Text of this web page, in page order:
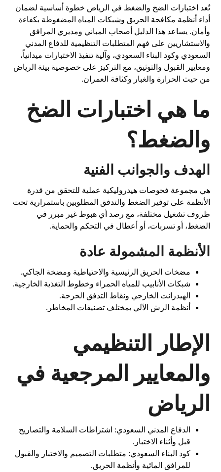
تُعد اختبارات الضخ والضغط في الرياض خطوة أساسية لضمان
أداء أنظمة مكافحة الحريق وشبكات المياه المضغوطة بكفاءة
وأمان. يساعد هذا الدليل أصحاب المباني ومديري المرافق
والاستشاريين على فهم المتطلبات التنظيمية للدفاع المدني
السعودي وكود البناء السعودي، وآلية تنفيذ الاختبارات ميدانياً،
ومعايير القبول والتوثيق، مع التركيز على خصوصية بيئة الرياض
من حيث الحرارة والغبار وكثافة العمران.
ما هي اختبارات الضخ
والضغط؟
الهدف والجوانب الفنية
هي مجموعة فحوصات هيدروليكية عملية للتحقق من قدرة
الأنظمة على توفير الضغط والتدفق المطلوبين باستمرارية تحت
ظروف تشغيل مختلفة، مع رصد أي هبوط غير مبرر في
الضغط، أو تسربات، أو أعطال في التحكم والحماية.
الأنظمة المشمولة عادة
مضخات الحريق الرئيسية والاحتياطية ومضخة الجاكي.
شبكات الأنابيب للمياه الحمراء وخطوط التغذية الخارجية.
الهيدرانت الخارجي ونقاط التدفق الحرجة.
أنظمة الرش الآلي بمختلف تصنيفات المخاطر.
الإطار التنظيمي
والمعايير المرجعية في
الرياض
الدفاع المدني السعودي: اشتراطات السلامة والتصاريح
قبل وأثناء الاختبار.
كود البناء السعودي: متطلبات التصميم والاختبار والقبول
للمرافق المائية وأنظمة الحريق.